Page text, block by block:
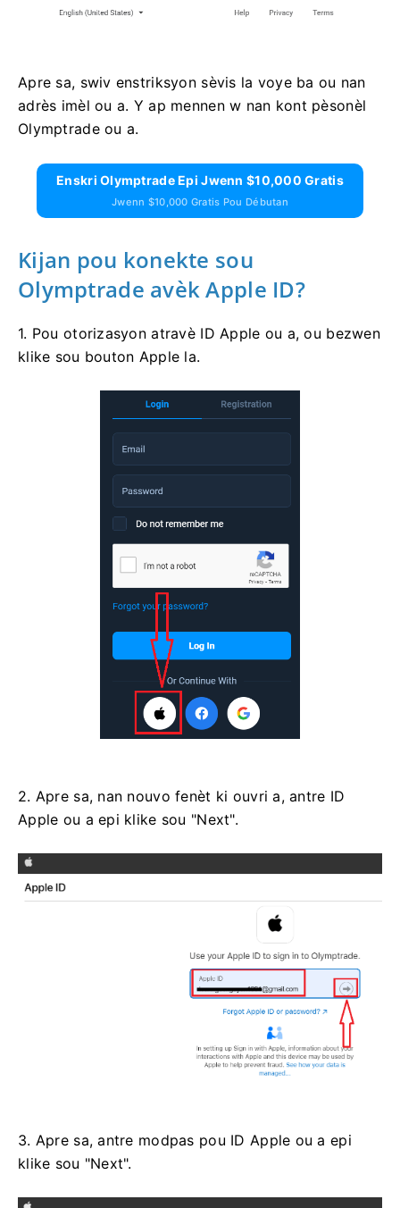
Apre sa, swiv enstriksyon sèvis la voye ba ou nan
adrès imèl ou a. Y ap mennen w nan kont pèsonèl
Olymptrade ou a.
Enskri Olymptrade Epi Jwenn $10,000 Gratis
Jwenn $10,000 Gratis Pou Débutan
Kijan pou konekte sou
Olymptrade avèk Apple ID?
1. Pou otorizasyon atravè ID Apple ou a, ou bezwen
klike sou bouton Apple la.
2. Apre sa, nan nouvo fenèt ki ouvri a, antre ID
Apple ou a epi klike sou "Next".
3. Apre sa, antre modpas pou ID Apple ou a epi
klike sou "Next".